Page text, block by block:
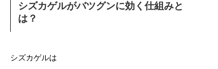
シズカゲルがバツグンに効く仕組みと
は？
シズカゲルは